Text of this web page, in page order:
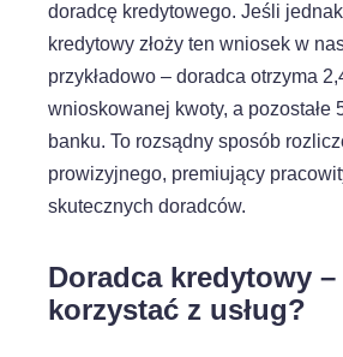
doradcę kredytowego. Jeśli
kredytowy złoży ten wniosek w
przykładowo – doradca otrzyma
wnioskowanej kwoty, a pozostałe
banku. To rozsądny sposób
prowizyjnego, premiujący
skutecznych doradców.
Doradca kredytowy
korzystać z usług?